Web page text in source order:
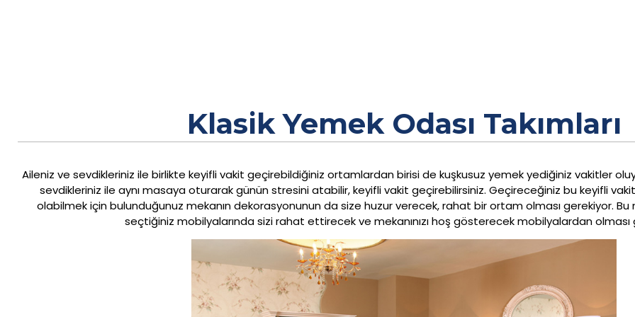
Klasik Yemek Odası Takımları
Aileniz ve sevdikleriniz ile birlikte keyifli vakit geçirebildiğiniz ortamlardan birisi de kuşkusuz yemek yediğiniz vakitler
sevdikleriniz ile aynı masaya oturarak günün stresini atabilir, keyifli vakit geçirebilirsiniz. Geçireceğiniz bu keyifli
olabilmek için bulunduğunuz mekanın dekorasyonunun da size huzur verecek, rahat bir ortam olması gerekiyor. Bu
seçtiğiniz mobilyalarında sizi rahat ettirecek ve mekanınızı hoş gösterecek mobilyalardan olması